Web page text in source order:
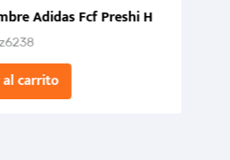
Adidas Fcf Preshi H
carrito